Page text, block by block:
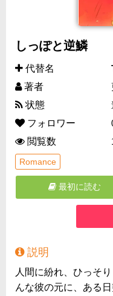
しっぽと逆鱗
代替名
著者
状態
フォロワー
閲覧数
Romance
最初に読む
説明
人間に紛れ、ひっそ
んな彼の元に、ある